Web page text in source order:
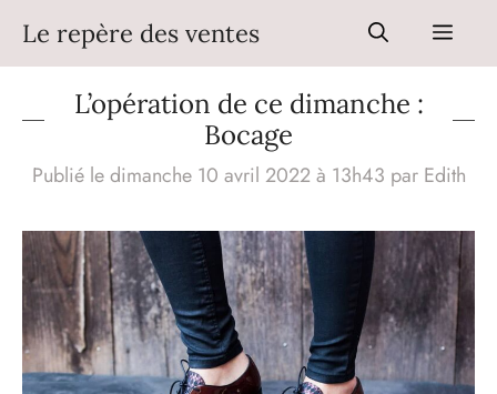
contenu
Le repère des ventes Menu
L’opération de ce dimanche :
Bocage
Publié le dimanche 10 avril 2022 à 13h43 par Edith